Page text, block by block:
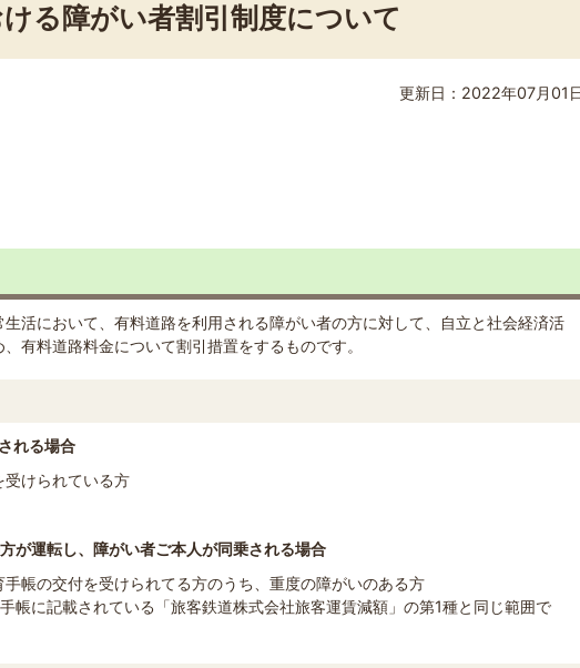
る障がい者割引制度について
更新日：2022年07月01
活において、有料道路を利用される障がい者の方に対して、自立と社会経済活
有料道路料金について割引措置をするものです。
れる場合
受けられている方
が運転し、障がい者ご本人が同乗される場合
手帳の交付を受けられてる方のうち、重度の障がいのある方
帳に記載されている「旅客鉄道株式会社旅客運賃減額」の第1種と同じ範囲で